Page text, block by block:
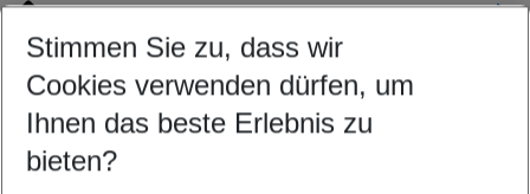
Location
Customize your offer
Find the perfect deal which suits your best
Your departure airport
Any airport
Stimmen Sie zu, dass wir
Cookies verwenden dürfen, um
Ihnen das beste Erlebnis zu
bieten?